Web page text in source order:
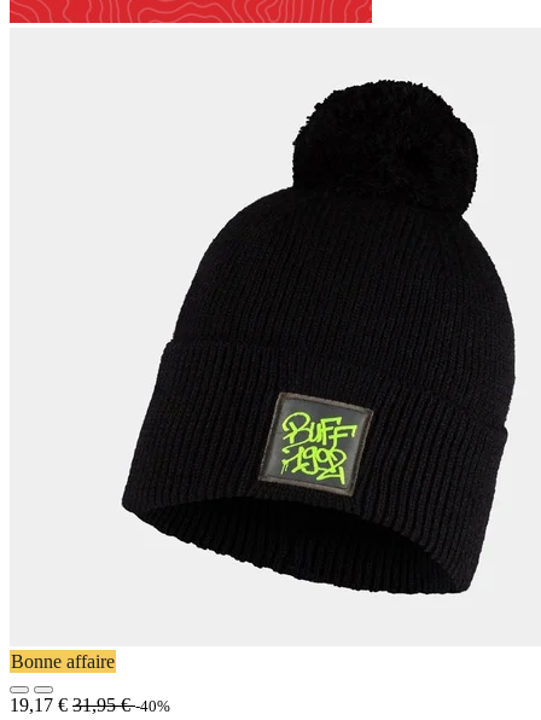
Bonne affaire
19,17 € 31,95€ -40%